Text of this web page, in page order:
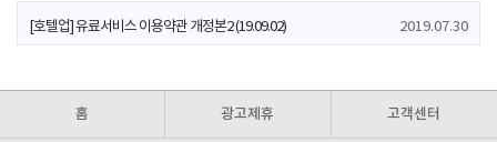
[호텔업] 유료서비스 이용약관 개정본2 (19.09.02) 2019.07.30
홈 광고제휴 고객센터